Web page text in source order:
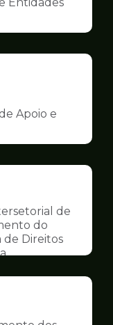
Apoio e
de
do
de Direitos